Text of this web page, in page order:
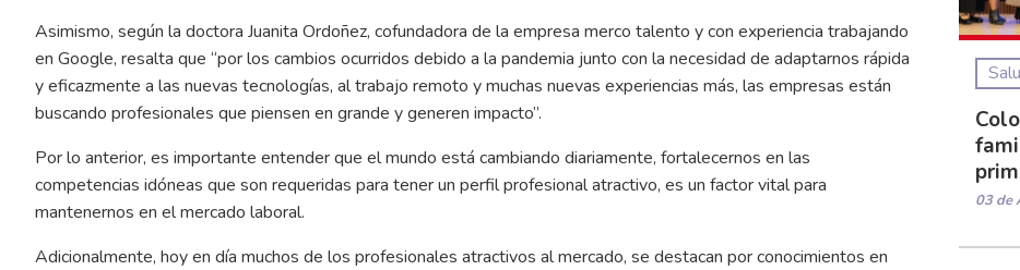
Asimismo, según la doctora Juanita Ordoñez, cofundadora de la empresa merco talento y con experiencia trabajando
en Google, resalta que “por los cambios ocurridos debido a la pandemia junto con la necesidad de adaptarnos rápida
y eficazmente a las nuevas tecnologías, al trabajo remoto y muchas nuevas experiencias más, las empresas están
buscando profesionales que piensen en grande y generen impacto”.
Por lo anterior, es importante entender que el mundo está cambiando diariamente, fortalecernos en las
competencias idóneas que son requeridas para tener un perfil profesional atractivo, es un factor vital para
mantenernos en el mercado laboral.
Adicionalmente, hoy en día muchos de los profesionales atractivos al mercado, se destacan por conocimientos en
03 de